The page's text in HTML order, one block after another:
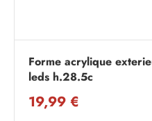
Forme acrylique
leds h.28.5c
19,99 €